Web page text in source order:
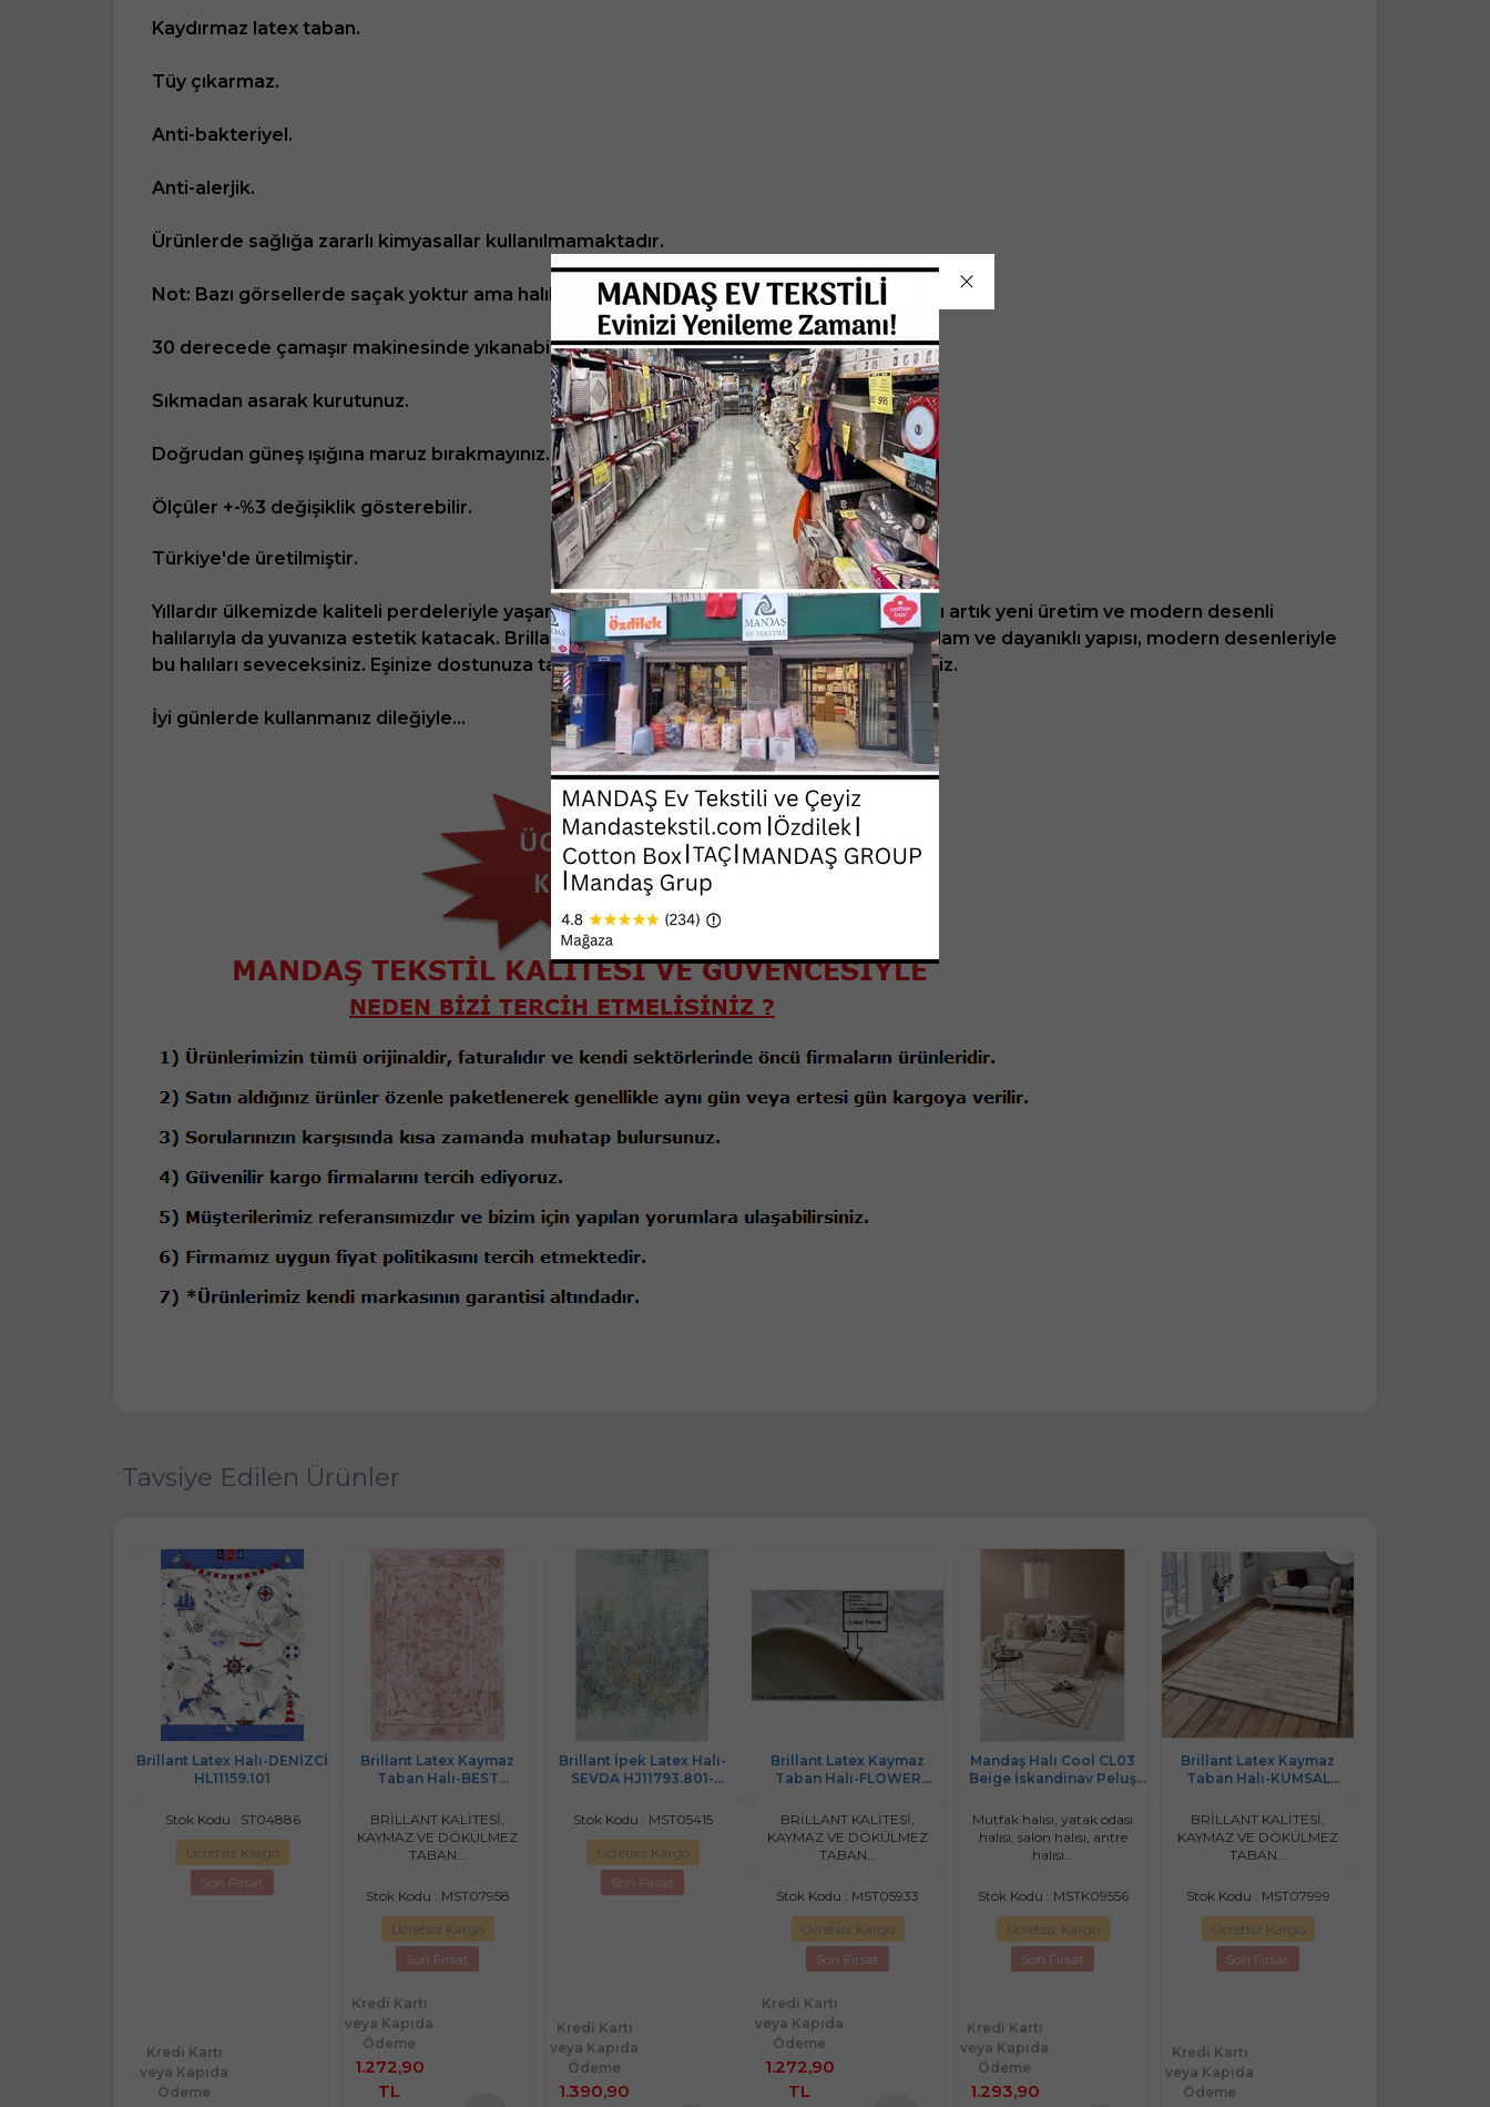
Kaydırmaz latex taban.
Tüy çıkarmaz.
Anti-bakteriyel.
Anti-alerjik.
Ürünlerde sağlığa zararlı kimyasallar kullanılmamaktadır.
Not: Bazı görsellerde saçak yoktur ama halılar saçaklıdır.
30 derecede çamaşır makinesinde yıkanabilir.(Hassas programda)
Sıkmadan asarak kurutunuz.
Doğrudan güneş ışığına maruz bırakmayınız.
Ölçüler +-%3 değişiklik gösterebilir.
Türkiye'de üretilmiştir.
Yıllardır ülkemizde kaliteli perdeleriyle yaşanılır tüm mekanları süsleyen Brillant markası artık yeni üretim ve modern desenli
halılarıyla da yuvanıza estetik katacak. Brillant halı, tüm yeniliğini evinize taşıyacak. Sağlam ve dayanıklı yapısı, modern desenleriyle
bu halıları seveceksiniz. Eşinize dostunuza tavsiyede bulunacaksınız diye düşünmekteyiz.
İyi günlerde kullanmanız dileğiyle...
Tavsiye Edilen Ürünler
Brillant Latex Halı-DENİZCİ
HL11159.101
Stok Kodu : ST04886
Ücretsiz Kargo
Son Fırsat
Kredi Kartı
veya Kapıda
Ödeme
Brillant Latex Kaymaz
Taban Halı-BEST
BRİLLANT KALİTESİ,
KAYMAZ VE DÖKÜLMEZ
TABAN...
Stok Kodu : MST07958
Ücretsiz Kargo
Son Fırsat
Kredi Kartı
veya Kapıda
Ödeme
1.272,90
TL
Brillant İpek Latex Halı-
SEVDA HJ11793.801-
Stok Kodu : MST05415
Ücretsiz Kargo
Son Fırsat
Kredi Kartı
veya Kapıda
Ödeme
1.390,90
Brillant Latex Kaymaz
Taban Halı-FLOWER
BRİLLANT KALİTESİ,
KAYMAZ VE DÖKÜLMEZ
TABAN...
Stok Kodu : MST05933
Ücretsiz Kargo
Son Fırsat
Kredi Kartı
veya Kapıda
Ödeme
1.272,90
TL
Mandaş Halı Cool CL03
Beige İskandinav Peluş
Mutfak halısı, yatak odası
halısı, salon halısı, antre
halısı...
Stok Kodu : MSTK09556
Ücretsiz Kargo
Son Fırsat
Kredi Kartı
veya Kapıda
Ödeme
1.293,90
Brillant Latex Kaymaz
Taban Halı-KUMSAL
BRİLLANT KALİTESİ,
KAYMAZ VE DÖKÜLMEZ
TABAN...
Stok Kodu : MST07999
Ücretsiz Kargo
Son Fırsat
Kredi Kartı
veya Kapıda
Ödeme